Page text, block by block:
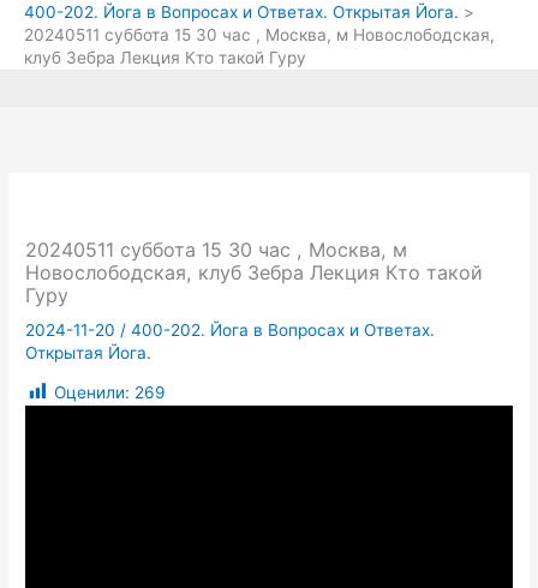
400-202. Йога в Вопросах и Ответах. Открытая Йога.
20240511 суббота 15 30 час , Москва, м Новослободская,
клуб Зебра Лекция Кто такой Гуру
20240511 суббота 15 30 час , Москва, м
Новослободская, клуб Зебра Лекция Кто такой
Гуру
2024-11-20 /400-202. Йога в Вопросах и Ответах.
Открытая Йога.
Оценили: 269